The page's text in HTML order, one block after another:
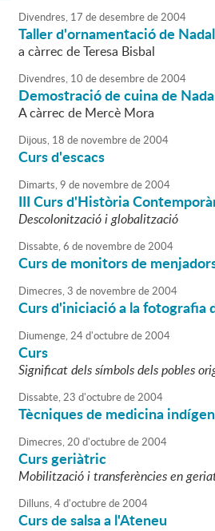
Divendres, 17 dedesembrede2004
Taller d'ornamentació de Nadal
a càrrec de Teresa Bisbal
Divendres, 10 dedesembrede2004
Demostració de cuina de
A càrrec de Mercè Mora
Dijous, 18 de novembrede2004
Curs d'escacs
Dimarts,9 de novembrede2004
III Curs d'Història
Descolonització i globalització
Dissabte,6 de novembrede2004
Curs de monitors de
Dimecres,3 de novembrede2004
Curs d'iniciació a la fotografia
Diumenge,24d'octubrede2004
Curs
Significat dels símbols dels pobles
Dissabte,23 d'octubrede2004
Tècniques de medicina
Dimecres,20 d'octubrede2004
Curs geriàtric
Mobilització i transferències en
Dilluns,4d'octubrede2004
Curs de salsa a l'Ateneu